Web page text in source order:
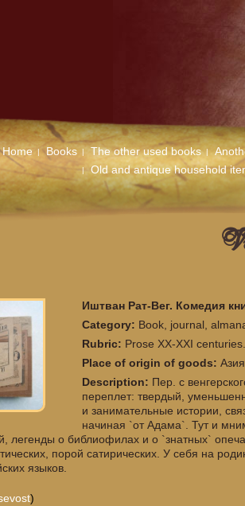
Home Books The other used books
Old and antique household
Иштван Рат-Вег. Комедия
Category: Book, journal,
Rubric: Prose XX-XXI
Place of origin of goods:Азия
Description: Пер. с
переплет: твердый,
и занимательные истории,
начиная `от Адама`. Тут и
легенды о библиофилах и о `знатных`
порой сатирических. У себя на
языков.
)